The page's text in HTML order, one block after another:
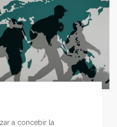
a concebir la